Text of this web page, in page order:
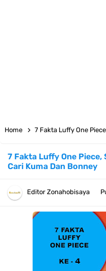
Arti Bendera Barbados, Negara
Cara Daftar Danamon Mobile
7 Fakta Elbaph One Piece,
Home 7 Fakta Luffy One Piece,
7 Fakta Luffy One Piece,
Cari Kuma Dan Bonney
Editor Zonahobisaya